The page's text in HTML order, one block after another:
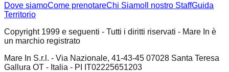
Dove siamoCome prenotareChi Siamo Il nostro StaffGuida
Territorio
Copyright 1999 e seguenti - Tutti i diritti riservati - Mare In è
un marchio registrato
Mare In S.r.l. - Via Nazionale, 41-43-45 07028 Santa Teresa
Gallura OT - Italia - PI IT02225651203